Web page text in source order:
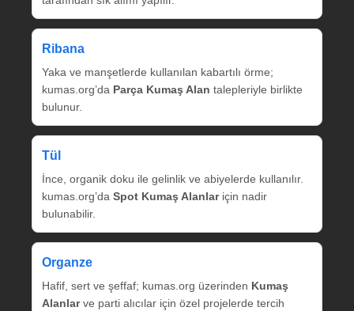
Ribana
Yaka ve manşetlerde kullanılan kabartılı örme;
kumas.org’da Parça Kumaş Alan talepleriyle birlikte
bulunur.
Tül
İnce, organik doku ile gelinlik ve abiyelerde kullanılır.
kumas.org’da Spot Kumaş Alanlariçin nadir
bulunabilir.
Organze
Hafif, sert ve şeffaf; kumas.org üzerinden Kumaş
Alanlarve parti alıcılar için özel projelerde tercih